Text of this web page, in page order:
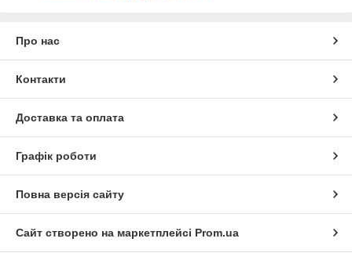
Про нас
Контакти
Доставка та оплата
Графік роботи
Повна версія сайту
Сайт створено на маркетплейсі Prom.ua